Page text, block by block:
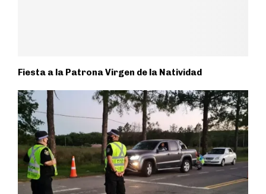
Fiesta a la Patrona Virgen de la Natividad